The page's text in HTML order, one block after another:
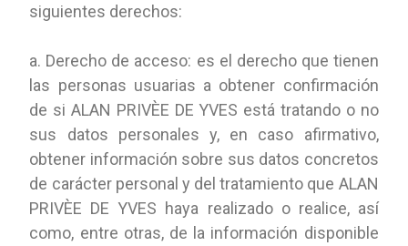
siguientes derechos:
a. Derecho de acceso: es el derecho que tienen
las personas usuarias a obtener confirmación
de si ALAN PRIVÈE DE YVES está tratando o no
sus datos personales y, en caso afirmativo,
obtener información sobre sus datos concretos
de carácter personal y del tratamiento que ALAN
PRIVÈE DE YVES haya realizado o realice, así
como, entre otras, de la información disponible